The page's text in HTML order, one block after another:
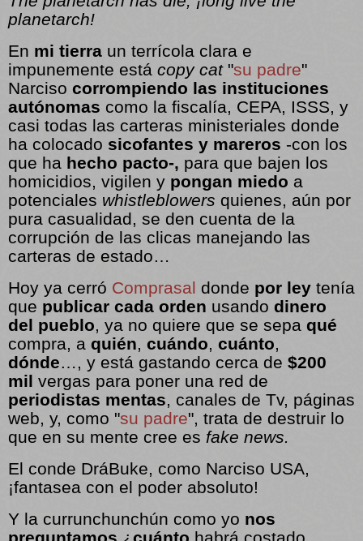
planetarch!
En mi tierra un terrícola clara e
impunemente está copy cat"su padre"
Narciso corrompiendo las instituciones
autónomas como la fiscalía, CEPA, ISSS, y
casi todas las carteras ministeriales donde
ha colocado sicofantes y mareros -con los
que ha hecho pacto-, para que bajen los
homicidios, vigilen y pongan miedo a
potenciales whistleblowers quienes, aún por
pura casualidad, se den cuenta de la
corrupción de las clicas manejando las
carteras de estado…
Hoy ya cerró Comprasal donde por ley tenía
que publicar cada orden usando dinero
del pueblo, ya no quiere que se sepa qué
compra, a quién, cuándo, cuánto,
dónde…, y está gastando cerca de $200
mil vergas para poner una red de
periodistas mentas, canales de Tv, páginas
web, y, como "su padre", trata de destruir lo
que en su mente cree es fake news.
El conde DráBuke, como Narciso USA,
¡fantasea con el poder absoluto!
Y la currunchunchún como yo nos